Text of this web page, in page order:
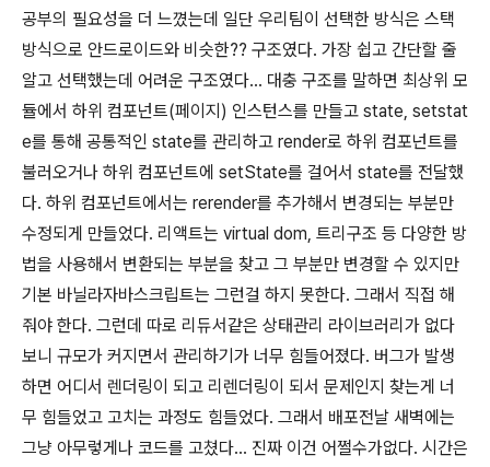
공부의 필요성을 더 느꼈는데 일단 우리팀이 선택한 방식은 스택
방식으로 안드로이드와 비슷한?? 구조였다. 가장 쉽고 간단할 줄
알고 선택했는데 어려운 구조였다... 대충 구조를 말하면 최상위 모
듈에서 하위 컴포넌트(페이지) 인스턴스를 만들고 state, setstat
e를 통해 공통적인 state를 관리하고 render로 하위 컴포넌트를
불러오거나 하위 컴포넌트에 setState를 걸어서 state를 전달했
다. 하위 컴포넌트에서는 rerender를 추가해서 변경되는 부분만
수정되게 만들었다. 리액트는 virtual dom, 트리구조 등 다양한 방
법을 사용해서 변환되는 부분을 찾고 그 부분만 변경할 수 있지만
기본 바닐라자바스크립트는 그런걸 하지 못한다. 그래서 직접 해
줘야 한다. 그런데 따로 리듀서같은 상태관리 라이브러리가 없다
보니 규모가 커지면서 관리하기가 너무 힘들어졌다. 버그가 발생
하면 어디서 렌더링이 되고 리렌더링이 되서 문제인지 찾는게 너
무 힘들었고 고치는 과정도 힘들었다. 그래서 배포전날 새벽에는
그냥 아무렇게나 코드를 고쳤다... 진짜 이건 어쩔수가없다. 시간은